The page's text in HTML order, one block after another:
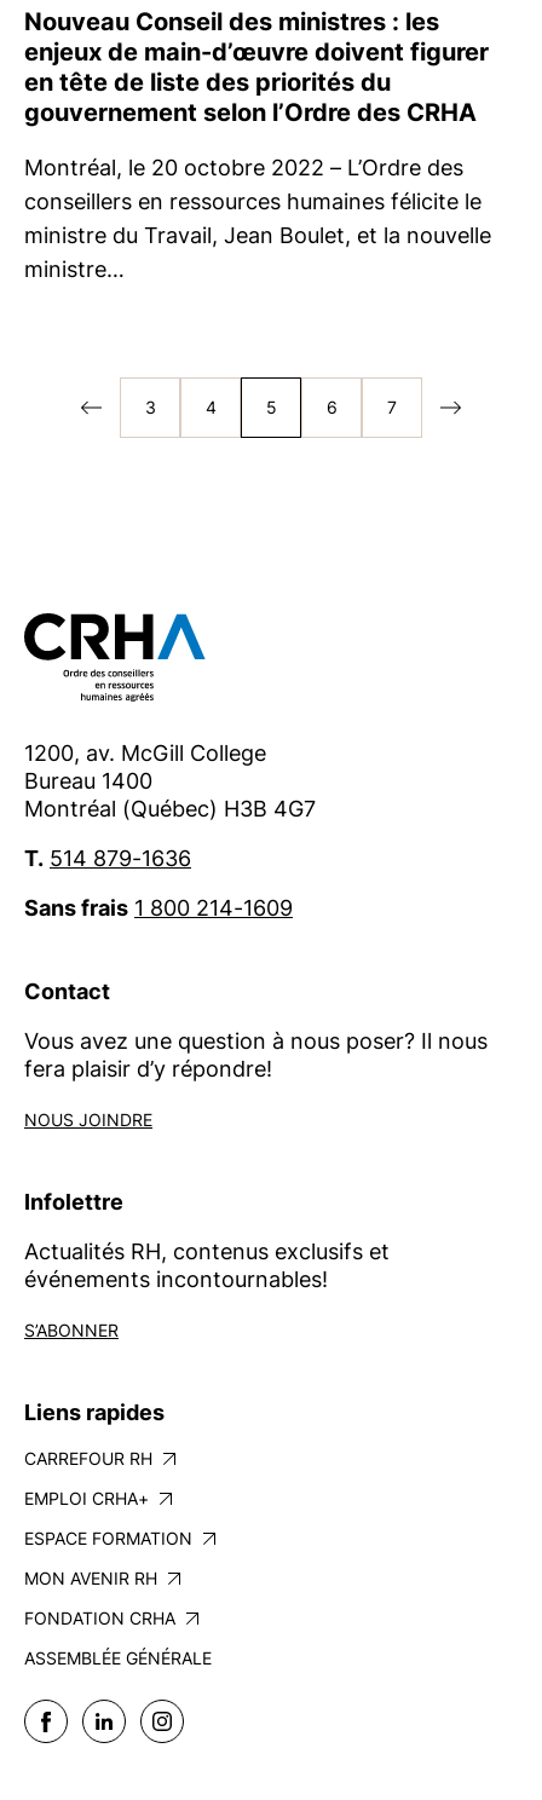
Nouveau Conseil des ministres : les
enjeux de main-d’œuvre doivent figurer
en tête de liste des priorités du
gouvernement selon l’Ordre des CRHA
Montréal, le 20 octobre 2022 – L’Ordre des
conseillers en ressources humaines félicite le
ministre du Travail, Jean Boulet, et la nouvelle
ministre…
3 4 5 6 7
1200, av. McGill College
Bureau 1400
Montréal (Québec) H3B 4G7
T. 514 879-1636
Sans frais 1 800 214-1609
Contact
Vous avez une question à nous poser? Il nous
fera plaisir d’y répondre!
NOUS JOINDRE
Infolettre
Actualités RH, contenus exclusifs et
événements incontournables!
S’ABONNER
Liens rapides
CARREFOUR RH
EMPLOI CRHA+
ESPACE FORMATION
MON AVENIR RH
FONDATION CRHA
ASSEMBLÉE GÉNÉRALE